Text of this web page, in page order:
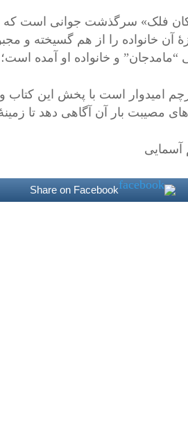
فلک» سرگذشت جوانی است که
آن خانواده را از هم گسیخته و
“مامدجان” و خانواده او آمده
امیدوار است با پخش این کتاب
مصیبت؜ بار آن آگاهی دهد تا
آسمایی
Share on Facebook